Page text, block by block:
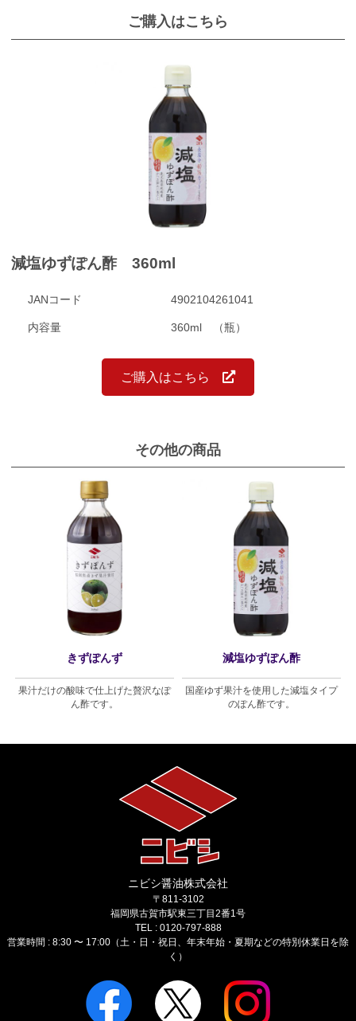
ご購入はこちら
減塩ゆずぽん酢 360ml
JANコード 4902104261041
内容量 360ml （瓶）
ご購入はこちら
その他の商品
きずぽんず
果汁だけの酸味で仕上げた贅沢なぽ
ん酢です。
減塩ゆずぽん酢
国産ゆず果汁を使用した減塩タイプ
のぽん酢です。
ニビシ醤油株式会社
〒811-3102
福岡県古賀市駅東三丁目2番1号
TEL : 0120-797-888
営業時間 : 8:30 〜 17:00（土・日・祝日、年末年始・夏期などの特別休業日を除
く）